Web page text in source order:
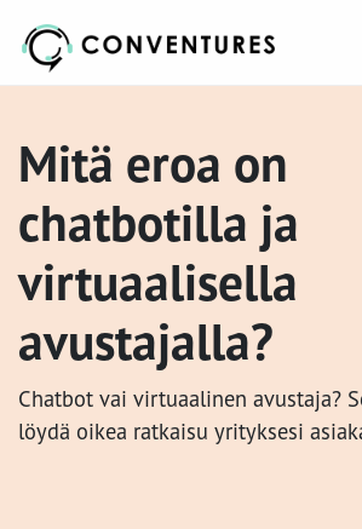
Mitä eroa on
chatbotilla ja
virtuaalisella
avustajalla?
Chatbot vai virtuaalinen avustaja?
löydä oikea ratkaisu yrityksesi